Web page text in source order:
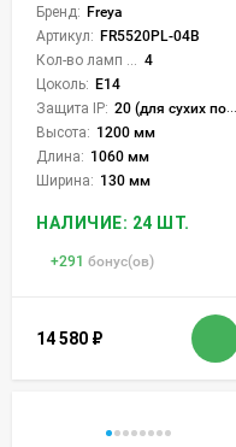
Бренд: Freya
Артикул: FR5520PL-04B
Кол-во ламп или LED: 4
Цоколь: E14
Защита IP: 20 (для сухих пом.)
Высота: 1200 мм
Длина: 1060 мм
Ширина: 130 мм
НАЛИЧИЕ: 24 ШТ.
+291 бонус(ов)
14 580 ₽